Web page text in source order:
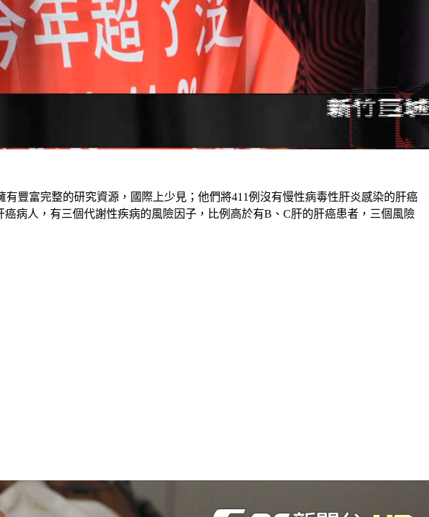
豐富完整的研究資源，國際上少見；他們將411例沒有慢性病毒性肝炎感染的肝癌
病人，有三個代謝性疾病的風險因子，比例高於有B、C肝的肝癌患者，三個風險